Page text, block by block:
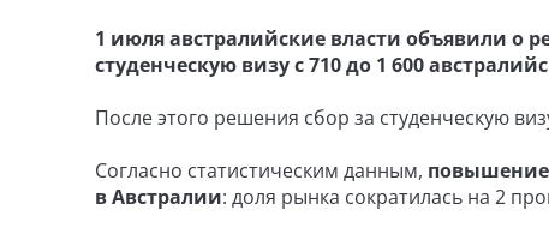
1 июля австралийские власти объявили о
студенческую визу с 710 до 1 600
После этого решения сбор за студенческую
Согласно статистическим данным, повышение
в Австралии: доля рынка сократилась на 2